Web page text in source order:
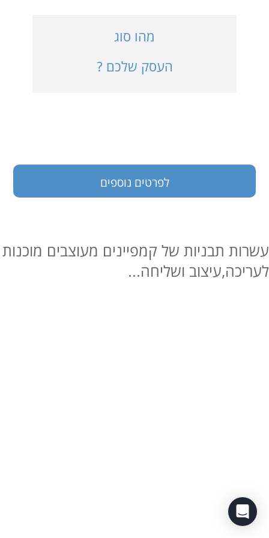
בעלי עסקים
לפרטים נוספים
מהו סוג
העסק שלכם ?
עשרות תבניות של קמפיינים מעוצבים מוכנות
לעריכה,עיצוב ושליחה...